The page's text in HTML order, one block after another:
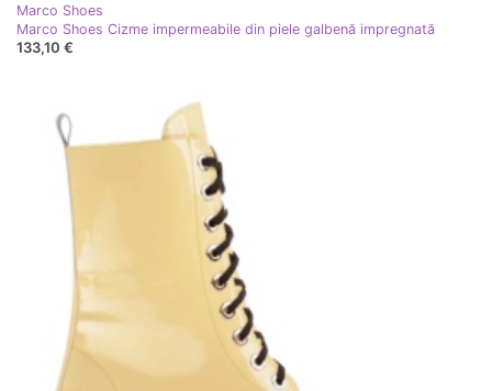
Marco Shoes
Marco Shoes Cizme impermeabile din piele galbenă impregnată
133,10 €